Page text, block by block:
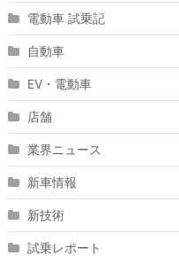
電動車 試乗記
自動車
EV・電動車
店舗
業界ニュース
新車情報
新技術
試乗レポート